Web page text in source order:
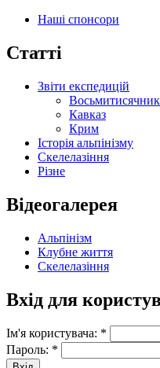
Наші спонсори
Статті
Звіти експедицій
Кавказ
Крим
Історія альпінізму
Скелелазіння
Різне
Відеогалерея
Альпінізм
Клубне життя
Скелелазіння
Вхід для
Ім'я користувача: *
Пароль: *